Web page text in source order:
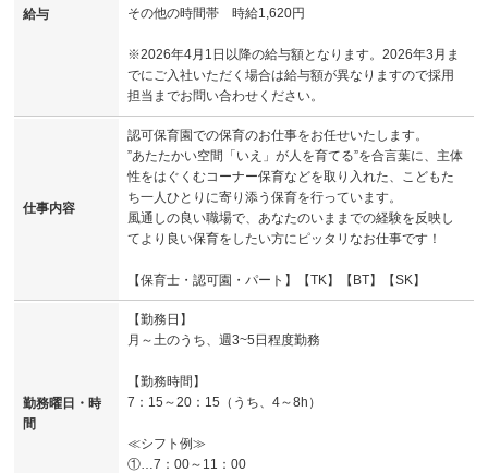
給与 その他の時間帯 時給1,620円
※2026年4月1日以降の給与額となります。2026年3月ま
でにご入社いただく場合は給与額が異なりますので採用
担当までお問い合わせください。
仕事内容
認可保育園での保育のお仕事をお任せいたします。
”あたたかい空間「いえ」が人を育てる”を合言葉に、主体
性をはぐくむコーナー保育などを取り入れた、こどもた
ち一人ひとりに寄り添う保育を行っています。
風通しの良い職場で、あなたのいままでの経験を反映し
てより良い保育をしたい方にピッタリなお仕事です！
【保育士・認可園・パート】【TK】【BT】【SK】
勤務曜日・時
間
【勤務日】
月～土のうち、週3~5日程度勤務
【勤務時間】
7：15～20：15（うち、4～8h）
≪シフト例≫
①…7：00～11：00